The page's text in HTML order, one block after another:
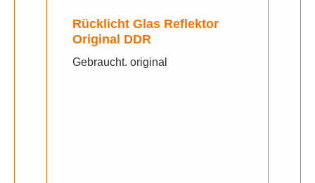
Rücklicht Glas Reflektor
Original DDR
Gebraucht. original